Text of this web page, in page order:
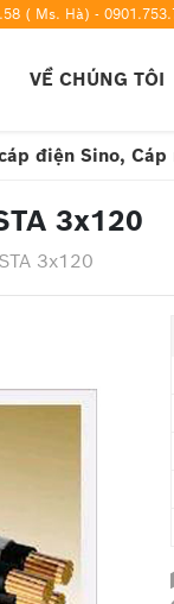
( Ms. Hà) -
VỀ CHÚNG TÔI
điện Sino, Cáp
3x120
3x120